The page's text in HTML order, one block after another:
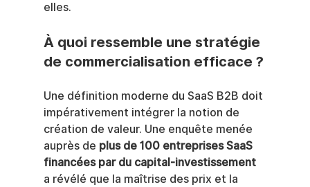
elles.
À quoi ressemble une stratégie
de commercialisation efficace ?
Une définition moderne du SaaS B2B doit
impérativement intégrer la notion de
création de valeur. Une enquête menée
auprès de plus de 100 entreprises SaaS
financées par du capital-investissement
a révélé que la maîtrise des prix et la